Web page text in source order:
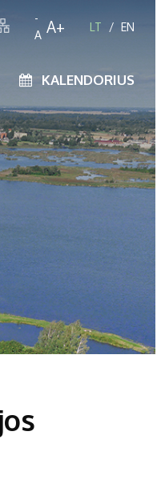
-
A A+ LT EN
KALENDORIUS